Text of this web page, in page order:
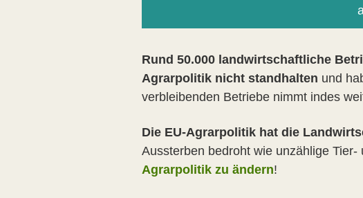
Rund 50.000 landwirtschaftliche
Agrarpolitik nicht standhalten und
verbleibenden Betriebe nimmt indes
Die EU-Agrarpolitik hat die
Aussterben bedroht wie unzählige
Agrarpolitik zu ändern!